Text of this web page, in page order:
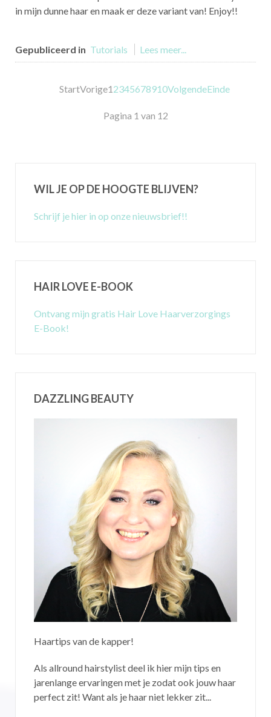
in mijn dunne haar en maak er deze variant van! Enjoy!!
Gepubliceerd in Tutorials Lees meer...
StartVorige1 2345678910VolgendeEinde
Pagina 1 van 12
WIL JE OP DE HOOGTE BLIJVEN?
Schrijf je hier in op onze nieuwsbrief!!
HAIR LOVE E-BOOK
Ontvang mijn gratis Hair Love Haarverzorgings
E-Book!
DAZZLING BEAUTY
Haartips van de kapper!
Als allround hairstylist deel ik hier mijn tips en
jarenlange ervaringen met je zodat ook jouw haar
perfect zit! Want als je haar niet lekker zit...